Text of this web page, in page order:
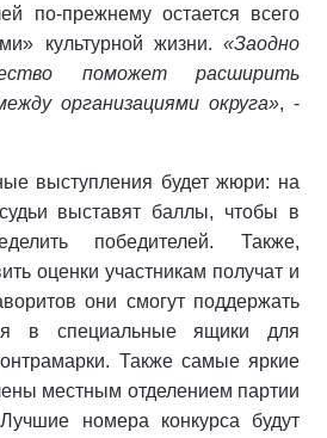
по-прежнему остается всего
культурной жизни. «Заодно
поможет расширить
организациями округа», -
выступления будет жюри: на
выставят баллы, чтобы в
победителей. Также,
оценки участникам получат и
они смогут поддержать
в специальные ящики для
Также самые яркие
местным отделением партии
номера конкурса будут